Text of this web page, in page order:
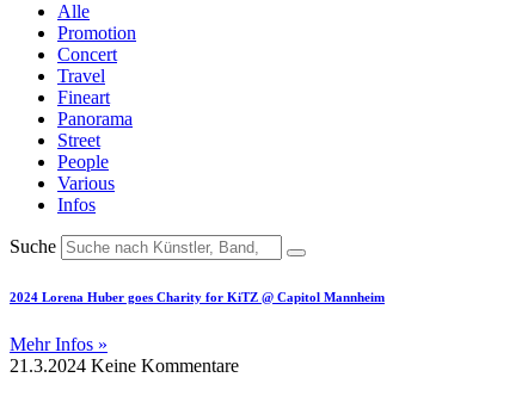
Alle
Promotion
Concert
Travel
Fineart
Panorama
Street
People
Various
Infos
Suche
2024 Lorena Huber goes Charity for KiTZ @ Capitol Mannheim
Mehr Infos »
21.3.2024 Keine Kommentare